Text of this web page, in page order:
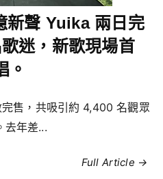
新聲 Yuika 兩日完
迷，新歌現場首
。
售，共吸引約 4,400 名觀眾
去年差...
Full Article →